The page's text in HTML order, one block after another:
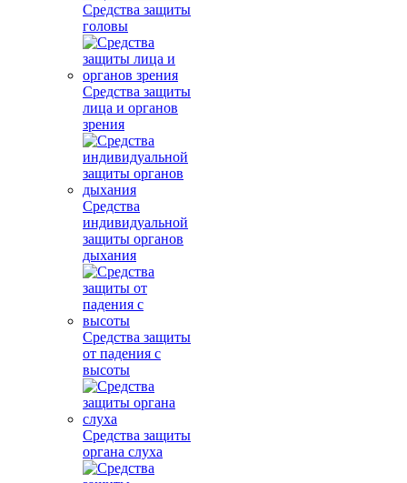
Средства защиты
головы
Средства защиты
лица и органов
зрения
Средства
индивидуальной
защиты органов
дыхания
Средства защиты
от падения с
высоты
Средства защиты
органа слуха